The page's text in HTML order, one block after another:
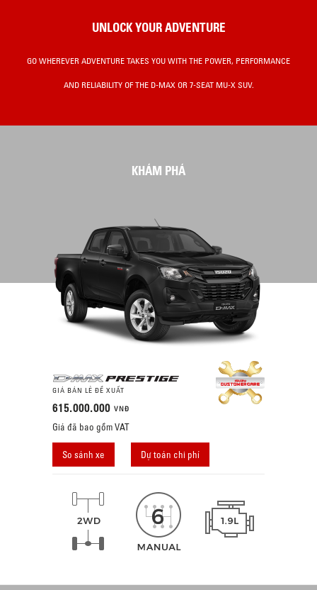
UNLOCK YOUR ADVENTURE
GO WHEREVER ADVENTURE TAKES YOU WITH THE POWER, PERFORMANCE
AND RELIABILITY OF THE D-MAX OR 7-SEAT MU-X SUV.
KHÁM PHÁ
GIÁ BÁN LẺ ĐỀ XUẤT
615.000.000 VNĐ
Giá đã bao gồm VAT
So sánh xe Dự toán chi phí